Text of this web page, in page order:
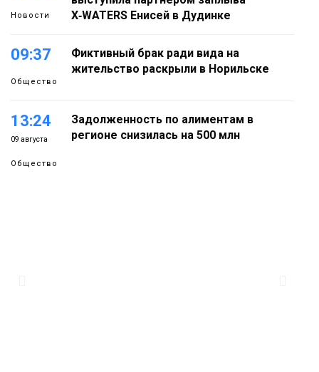
Новости
X‑WATERS Енисей в Дудинке
09:37
Общество
Фиктивный брак ради вида на
жительство раскрыли в Норильске
13:24
09 августа
Общество
Задолженность по алиментам в
регионе снизилась на 500 млн